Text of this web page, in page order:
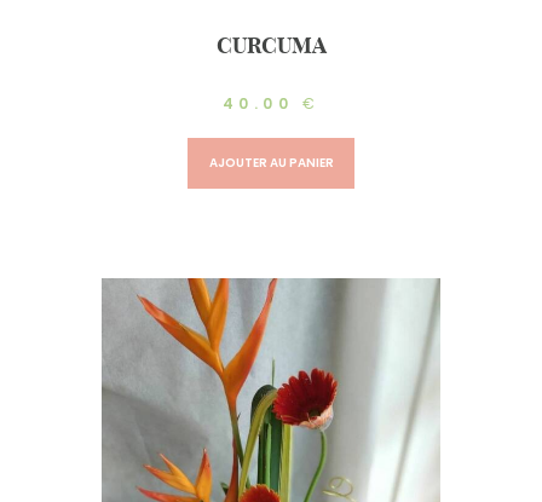
CURCUMA
40.00 €
AJOUTER AU PANIER